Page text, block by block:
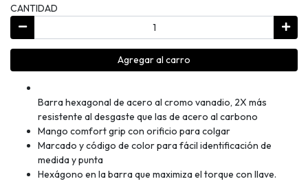
CANTIDAD
Agregar al carro
Barra hexagonal de acero al cromo vanadio, 2X más
resistente al desgaste que las de acero al carbono
Mango comfort grip con orificio para colgar
Marcado y código de color para fácil identificación de
medida y punta
Hexágono en la barra que maximiza el torque con llave.